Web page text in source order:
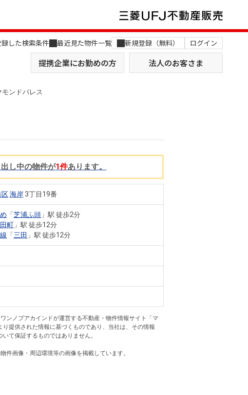
した検索条件 最近見た物件一覧 新規登録（無料） ログイン
提携企業にお勤めの方 法人のお客さま
土地を探す
おすすめ物件から探す
AI不動産査定
店舗のご案内（関西）
MUFG Way
役員一覧
ニュースリリース
ンドパレス
し中の物件が1件あります。
区海岸 3丁目19番
「芝浦ふ頭 」駅 徒歩2分
田町 」駅 徒歩12分
「三田 」駅 徒歩12分
ンノブアカインドが運営する不動産・物件情報サイト「マ
り提供された情報に基づくものであり、当社は、その情報
て保証するものではありません。
件画像・周辺環境等の画像を掲載しています。